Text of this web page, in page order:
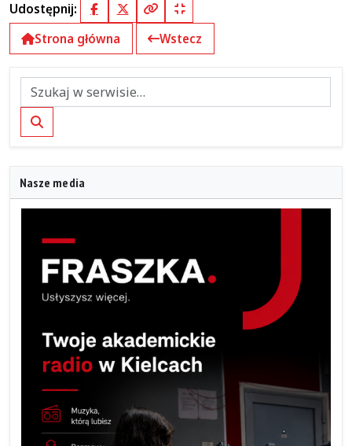
Udostępnij: FacebookX (Twitter)
Kopiuj pełny link
Kopiuj krótki link
Strona główna
Wstecz
Szukaj
Nasze media